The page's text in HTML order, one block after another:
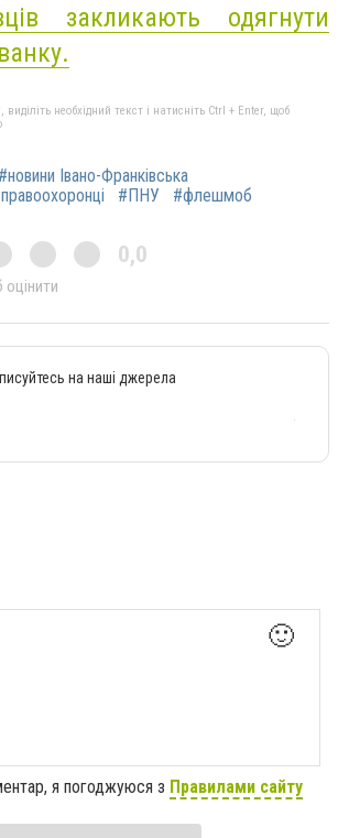
закликають одягнути
необхідний текст і натисніть Ctrl + Enter, щоб
#новини Івано-Франківська
#ПНУ #флешмоб
0,0
на наші джерела
🙂
я погоджуюся з Правилами сайту